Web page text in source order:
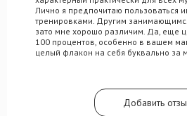
Лично я предпочитаю пользоваться
тренировками. Другим
зато мне хорошо различим. Да, еще
100 процентов, особенно в вашем
целый флакон на себя буквально за
Добавить